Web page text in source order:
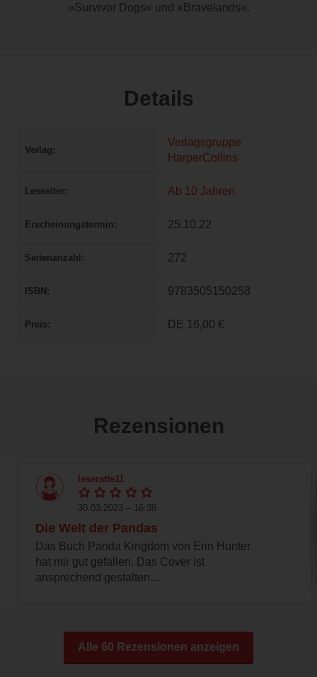
»Survivor Dogs« und »Bravelands«.
Details
Verlag
Verlagsgruppe
HarperCollins
Lesealter Ab 10 Jahren
Erscheinungstermin 25.10.22
Seitenanzahl 272
ISBN 9783505150258
Preis DE 16,00 €
Rezensionen
leseratte11
30.03.2023 – 16:38
Die Welt der Pandas
Das Buch Panda Kingdom von Erin Hunter
hat mir gut gefallen. Das Cover ist
ansprechend gestalten....
Alle 60 Rezensionen anzeigen